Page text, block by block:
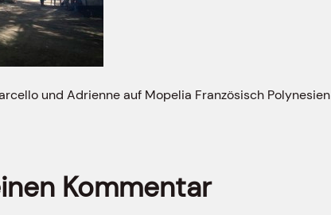
und Adrienne auf Mopelia Französisch Polynesien
Kommentar